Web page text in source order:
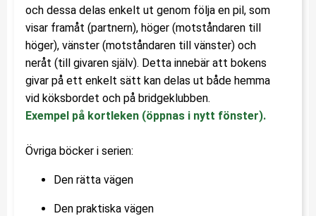
och dessa delas enkelt ut genom följa en pil, som
visar framåt (partnern), höger (motståndaren till
höger), vänster (motståndaren till vänster) och
neråt (till givaren själv). Detta innebär att bokens
givar på ett enkelt sätt kan delas ut både hemma
vid köksbordet och på bridgeklubben.
Exempel på kortleken (öppnas i nytt fönster).
Övriga böcker i serien:
Den rätta vägen
Den praktiska vägen